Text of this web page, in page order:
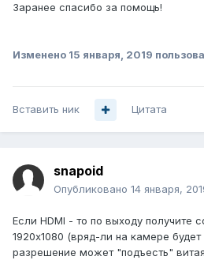
Заранее спасибо за помощь!
Изменено 15 января, 2019
Вставить ник Цитата
snapoid
Опубликовано 14 января,
Если HDMI - то по выходу получите
1920х1080 (вряд-ли на камере будет
разрешение может "подъесть"